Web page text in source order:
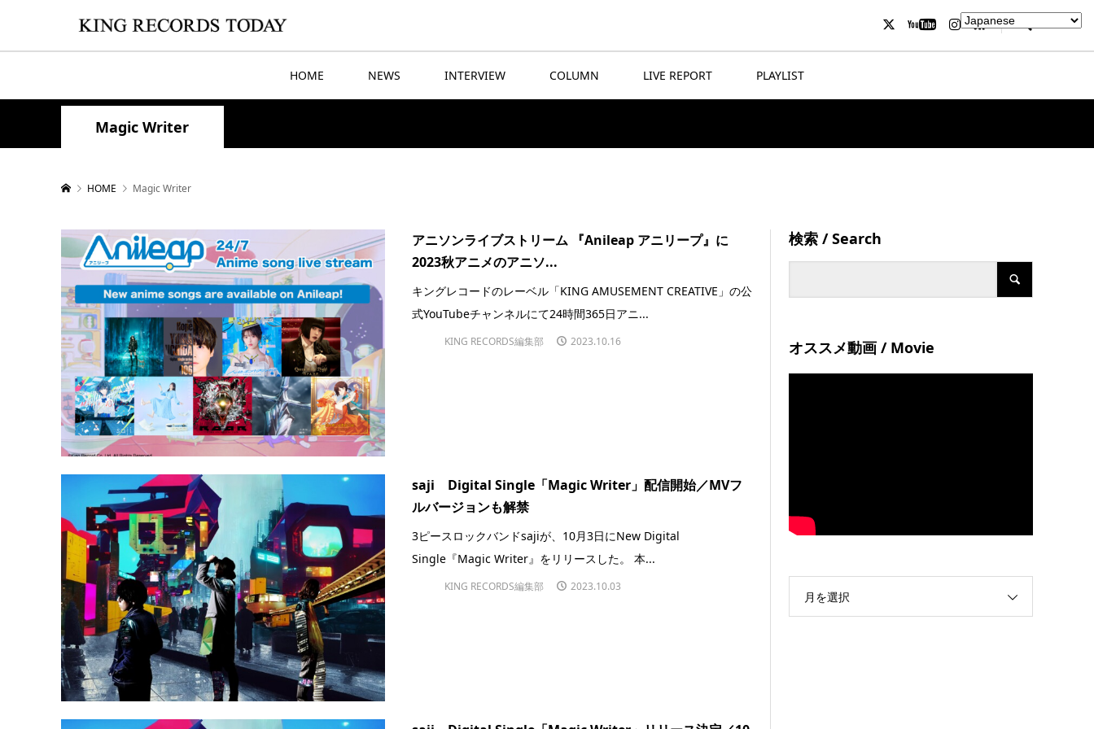
HOME NEWS INTERVIEW COLUMN LIVE REPORT PLAYLIST
Magic Writer
HOME Magic Writer
アニソンライブストリーム 『Anileap アニリープ』に
2023秋アニメのアニソ...
キングレコードのレーベル「KING AMUSEMENT CREATIVE」の公
式YouTubeチャンネルにて24時間365日アニ...
KING RECORDS編集部 2023.10.16
saji Digital Single「Magic Writer」配信開始／MVフ
ルバージョンも解禁
3ピースロックバンドsajiが、10月3日にNew Digital
Single『Magic Writer』をリリースした。 本...
KING RECORDS編集部 2023.10.03
検索 / Search
オススメ動画 / Movie
月を選択